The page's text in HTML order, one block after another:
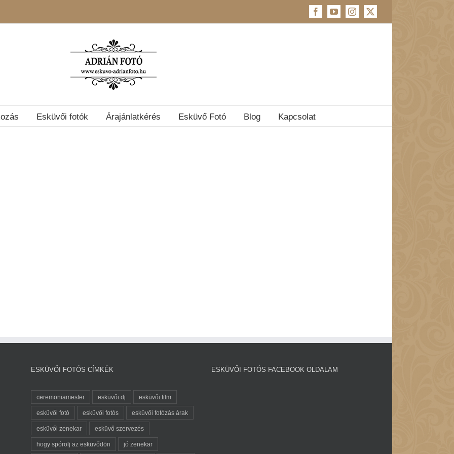
FacebookYouTubeInstagram
X
Esküvői fotók Árajánlatkérés Esküvő Fotó Blog Kapcsolat
ESKÜVŐI FOTÓS CÍMKÉK
ceremoniamester esküvői dj esküvői film
esküvői fotó esküvői fotós esküvői fotózás árak
esküvői zenekar esküvő szervezés
hogy spórolj az esküvődön jó zenekar
ESKÜVŐI FOTÓS FACEBOOK OLDALAM